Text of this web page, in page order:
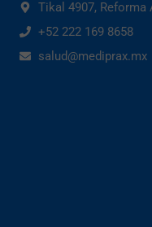
Tikal 4907, Reforma
+52 222 169 8658
salud@mediprax.mx